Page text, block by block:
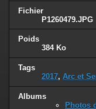
Fichier
P1260479.JPG
Poids
384 Ko
Tags
2017, Arc et
Albums
Photos